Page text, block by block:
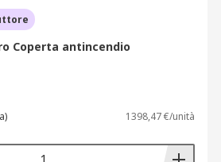
Coperta antincendio
1398,47 €/unità